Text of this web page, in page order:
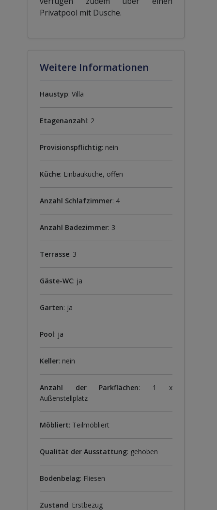
Privatpool mit Dusche.
Weitere Informationen
Haustyp: Villa
Etagenanzahl: 2
Provisionspflichtig: nein
Küche: Einbauküche, offen
Anzahl Schlafzimmer: 4
Anzahl Badezimmer: 3
Terrasse: 3
Gäste-WC: ja
Garten: ja
Pool: ja
Keller: nein
Anzahl der Parkflächen: 1 x
Außenstellplatz
Möbliert: Teilmöbliert
Qualität der Ausstattung: gehoben
Bodenbelag: Fliesen
Zustand: Erstbezug